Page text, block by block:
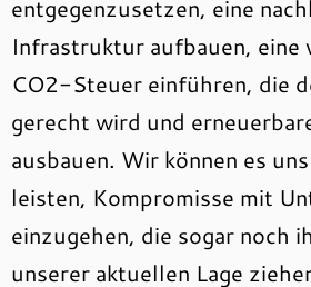
entgegenzusetzen, eine
Infrastruktur aufbauen, eine
CO2-Steuer einführen, die
gerecht wird und
ausbauen. Wir können es
leisten, Kompromisse mit
einzugehen, die sogar noch
unserer aktuellen Lage